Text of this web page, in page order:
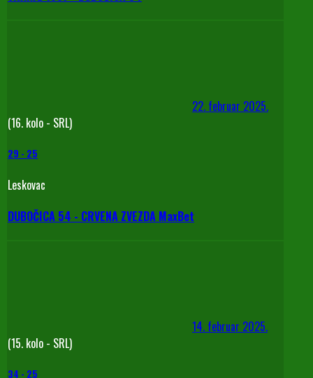
22. februar 2025.
(16. kolo - SRL)
29 - 25
Leskovac
DUBOČICA 54 - CRVENA ZVEZDA MaxBet
14. februar 2025.
(15. kolo - SRL)
34 - 25